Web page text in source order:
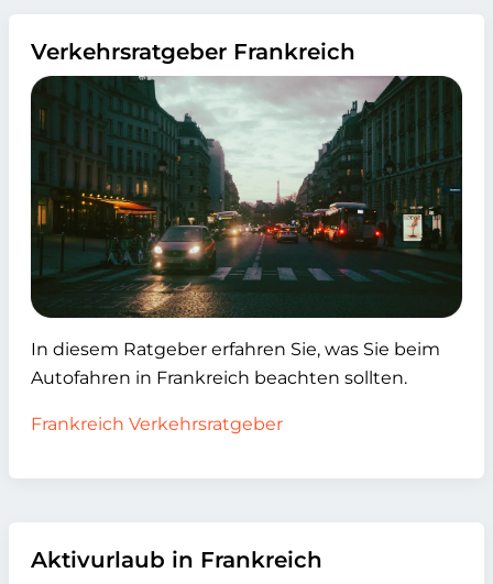
Verkehrsratgeber Frankreich
In diesem Ratgeber erfahren Sie, was Sie beim
Autofahren in Frankreich beachten sollten.
Frankreich Verkehrsratgeber
Aktivurlaub in Frankreich